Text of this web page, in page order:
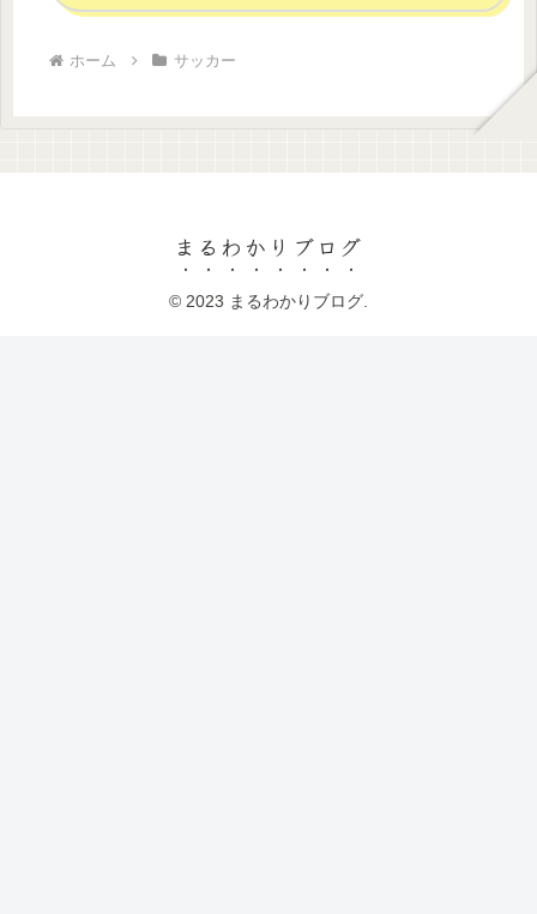
ホーム サッカー
まるわかりブログ
© 2023 まるわかりブログ.